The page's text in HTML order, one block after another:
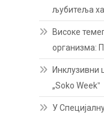
љубитеља
Високе
организма:
Инклузивни
„Soko Weekˮ
У